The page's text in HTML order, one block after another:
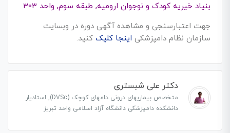
بنیاد خیریه کودک و نوجوان ارومیه, طبقه سوم, واحد 303
جهت اعتبارسنجی و مشاهده آگهی دوره در وبسایت
سازمان نظام دامپزشکی اینجا کلیککنید.
دکتر علی شبستری
متخصص بیماریهای درونی دامهای کوچک (DVSc), استادیار
دانشکده دامپزشکی دانشگاه آزاد اسلامی واحد تبریز